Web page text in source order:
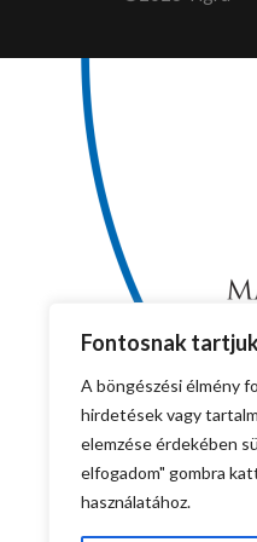
Fontosnak
A böngészési élmény
hirdetések vagy
elemzése érdekében
elfogadom" gombra
használatához.